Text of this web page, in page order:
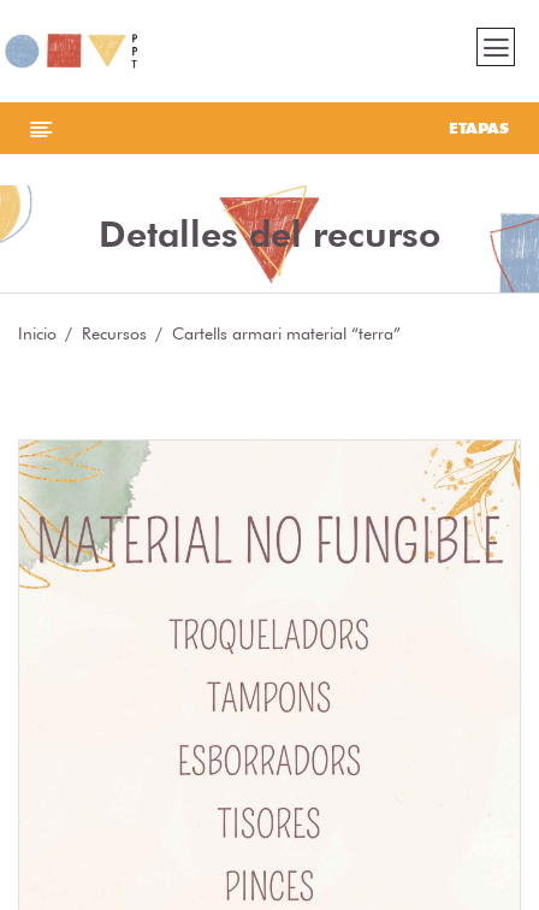
ETAPAS
Detalles del recurso
Inicio Recursos Cartells armari material “terra”